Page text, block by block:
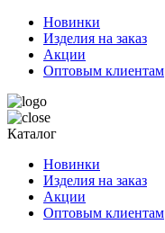
Новинки
Изделия на заказ
Акции
Оптовым клиентам
Каталог
Новинки
Изделия на заказ
Акции
Оптовым клиентам